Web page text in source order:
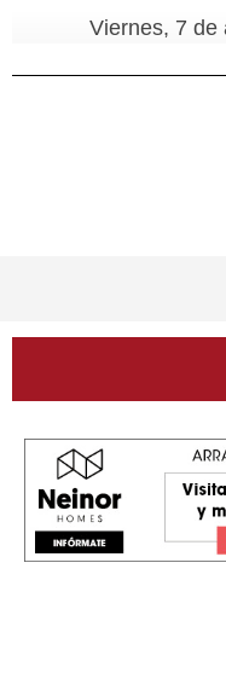
Viernes, 7 de